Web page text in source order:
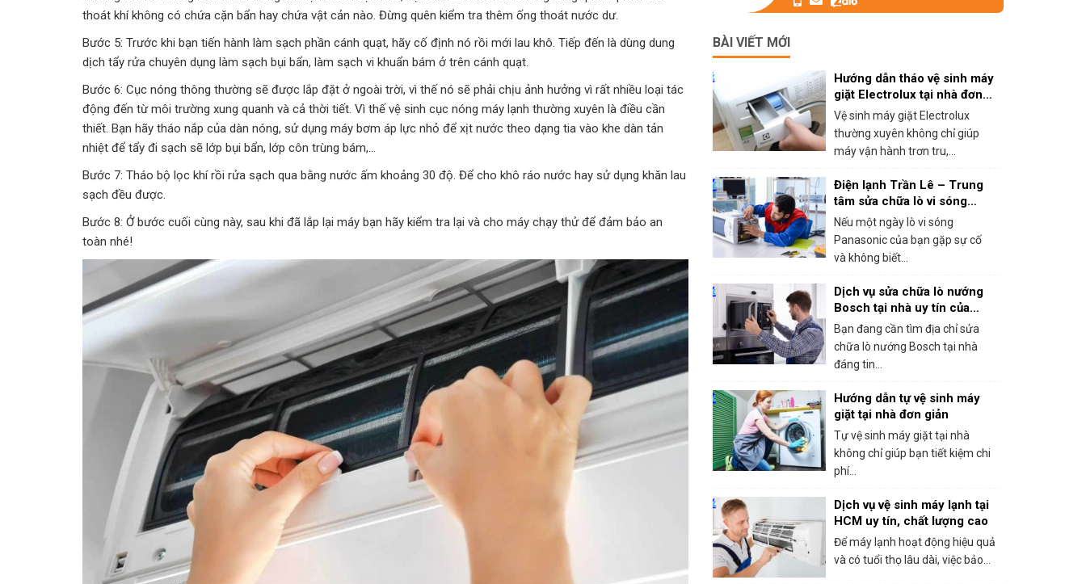
thoát khí không có chứa cặn bẩn hay chứa vật cản nào. Đừng quên kiểm tra thêm ống thoát nước dư.
Bước 5: Trước khi bạn tiến hành làm sạch phần cánh quạt, hãy cố định nó rồi mới lau khô. Tiếp đến là dùng dung
dịch tẩy rửa chuyên dụng làm sạch bụi bẩn, làm sạch vi khuẩn bám ở trên cánh quạt.
Bước 6: Cục nóng thông thường sẽ được lắp đặt ở ngoài trời, vì thế nó sẽ phải chịu ảnh hưởng vì rất nhiều loại tác
động đến từ môi trường xung quanh và cả thời tiết. Vì thế vệ sinh cục nóng máy lạnh thường xuyên là điều cần
thiết. Bạn hãy tháo nắp của dàn nóng, sử dụng máy bơm áp lực nhỏ để xịt nước theo dạng tia vào khe dàn tản
nhiệt để tẩy đi sạch sẽ lớp bụi bẩn, lớp côn trùng bám,…
Bước 7: Tháo bộ lọc khí rồi rửa sạch qua bằng nước ấm khoảng 30 độ. Để cho khô ráo nước hay sử dụng khăn lau
sạch đều được.
Bước 8: Ở bước cuối cùng này, sau khi đã lắp lại máy bạn hãy kiểm tra lại và cho máy chạy thử để đảm bảo an
toàn nhé!
BÀI VIẾT MỚI
Hướng dẫn tháo vệ sinh máy
giặt Electrolux tại nhà đơn
giản
Vệ sinh máy giặt Electrolux
thường xuyên không chỉ giúp
máy vận hành trơn tru,...
Điện lạnh Trần Lê – Trung
tâm sửa chữa lò vi sóng
panasonic tại HCM
Nếu một ngày lò vi sóng
Panasonic của bạn gặp sự cố
và không biết...
Dịch vụ sửa chữa lò nướng
Bosch tại nhà uy tín của
trung tâm bảo hành Bosch
tại HCM
Bạn đang cần tìm địa chỉ sửa
chữa lò nướng Bosch tại nhà
đáng tin...
Hướng dẫn tự vệ sinh máy
giặt tại nhà đơn giản
Tự vệ sinh máy giặt tại nhà
không chỉ giúp bạn tiết kiệm chi
phí...
Dịch vụ vệ sinh máy lạnh tại
HCM uy tín, chất lượng cao
Để máy lạnh hoạt động hiệu quả
và có tuổi thọ lâu dài, việc bảo...